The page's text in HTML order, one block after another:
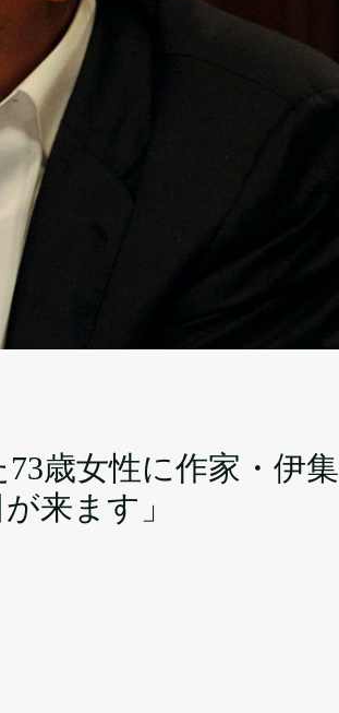
歳女性に作家・伊集
来ます」